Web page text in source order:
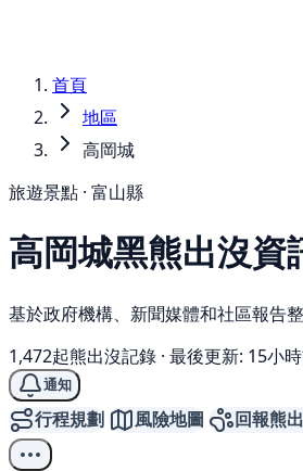
首頁
地區
高岡城
旅遊景點 · 富山縣
高岡城黑熊出沒資
基於政府機構、新聞媒體和社區報告
1,472起熊出沒記錄 · 最後更新: 15小
通知
行程規劃 風險地圖 回報熊